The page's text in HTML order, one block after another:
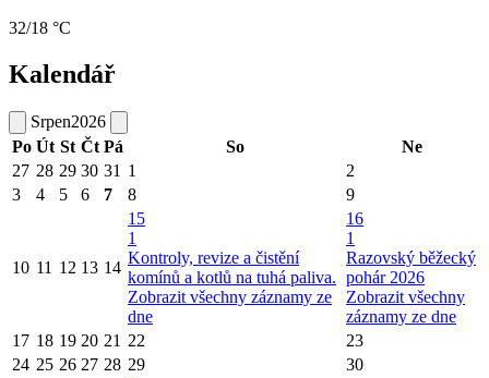
32/18 °C
Kalendář
Srpen2026
Po Út St Čt Pá So
Ne
27 28 29 30 31 1
2
3
4 5 6 7 8 9
10 11 12 13 14
15
1
Kontroly, revize a čistění
komínů a kotlů na tuhá paliva.
Zobrazit všechny záznamy ze
dne
16
1
Razovský běžecký
pohár 2026
Zobrazit všechny
záznamy ze dne
17 18 19 20 21 22
23
24 25 26 27 28 29 30